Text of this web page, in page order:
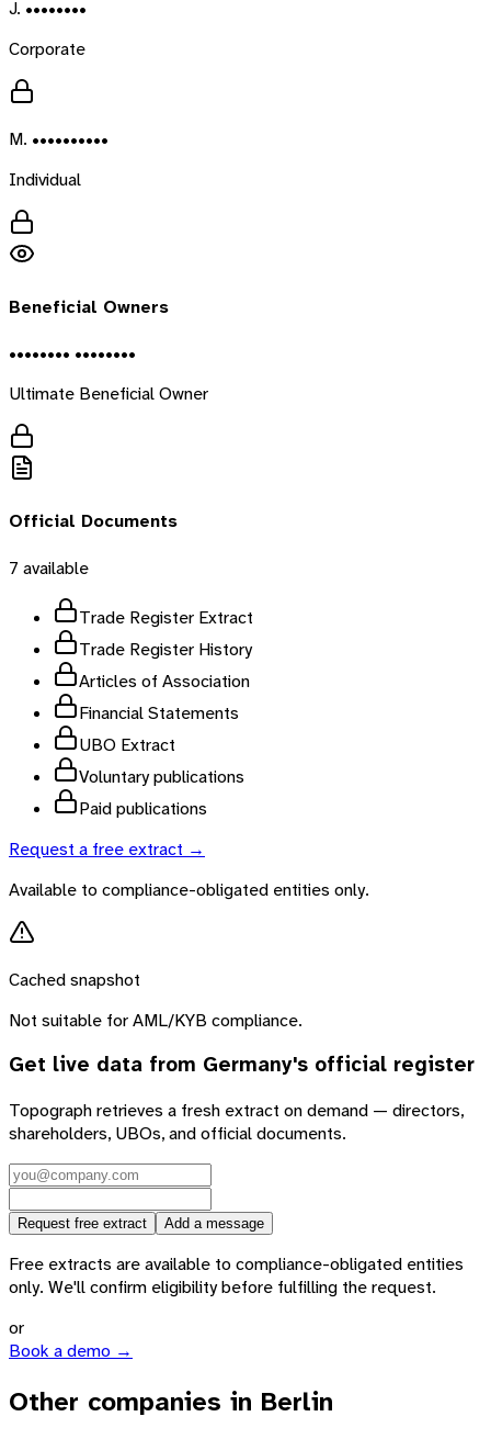
J. ••••••••
Corporate
M. ••••••••••
Individual
Beneficial Owners
•••••••• ••••••••
Ultimate Beneficial Owner
Official Documents
7 available
Trade Register Extract
Trade Register History
Articles of Association
Financial Statements
UBO Extract
Voluntary publications
Paid publications
Request a free extract →
Available to compliance-obligated entities only.
Cached snapshot
Not suitable for AML/KYB compliance.
Get live data from Germany's official register
Topograph retrieves a fresh extract on demand — directors,
shareholders, UBOs, and official documents.
Request free extract Add a message
Free extracts are available to compliance-obligated entities
only. We'll confirm eligibility before fulfilling the request.
or
Book a demo →
Other companies in Berlin